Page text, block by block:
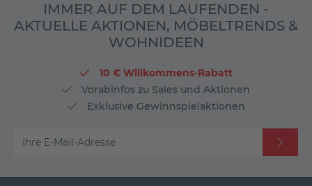
IMMER AUF DEM LAUFENDEN -
AKTUELLE AKTIONEN, MÖBELTRENDS &
WOHNIDEEN
10 € Willkommens-Rabatt
Vorabinfos zu Sales und Aktionen
Exklusive Gewinnspielaktionen
Ihre E-Mail-Adresse